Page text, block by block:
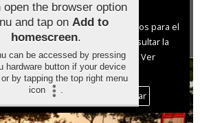
el primer concurso
de piano junior
sobre el Uso de cookies:
cookies nuestras y de terceros para el
del digital. Puedes consultar la
cookies y como desconectarlas.
Ver
Política de Privacidad y Cookies
Aceptar Cookies
Personalizar
open the browser option
and tap on Add to
homescreen.
can be accessed by pressing
hardware button if your device
by tapping the top right menu
icon
.